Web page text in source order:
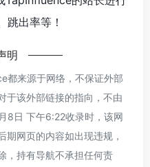
跳出率等！
明
都来源于网络，不保证外部
于该外部链接的指向，不由
8日 下午6:22收录时，该网
期网页的内容如出现违规，
，持有导航不承担任何责